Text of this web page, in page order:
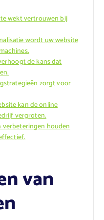
wekt vertrouwen bij
wordt uw website
de kans dat
zorgt voor
kan de online
vergroten.
verbeteringen houden
van